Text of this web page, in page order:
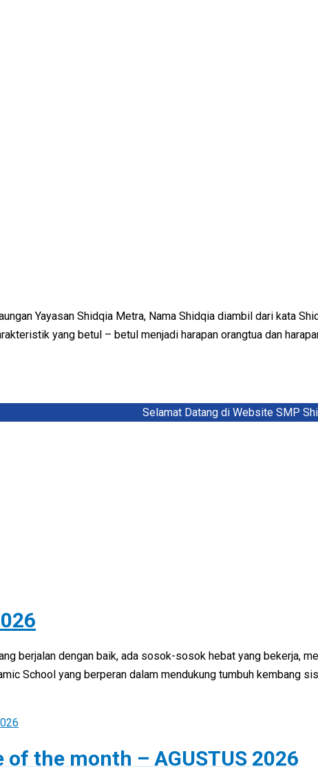
Yayasan Shidqia Metra, Nama Shidqia diambil dari kata
yang betul – betul menjadi harapan orangtua dan
Selamat Datang di Website SMP
berjalan dengan baik, ada sosok-sosok hebat yang bekerja,
School yang berperan dalam mendukung tumbuh kembang
the month – AGUSTUS 2026